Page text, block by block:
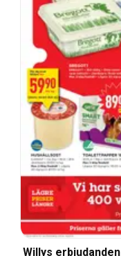
Willys erbjudanden